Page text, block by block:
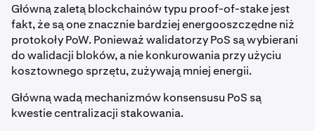
Główną zaletą blockchainów typu proof-of-stake jest
fakt, że są one znacznie bardziej energooszczędne niż
protokoły PoW. Ponieważ walidatorzy PoS są wybierani
do walidacji bloków, a nie konkurowania przy użyciu
kosztownego sprzętu, zużywają mniej energii.
Główną wadą mechanizmów konsensusu PoS są
kwestie centralizacji stakowania.